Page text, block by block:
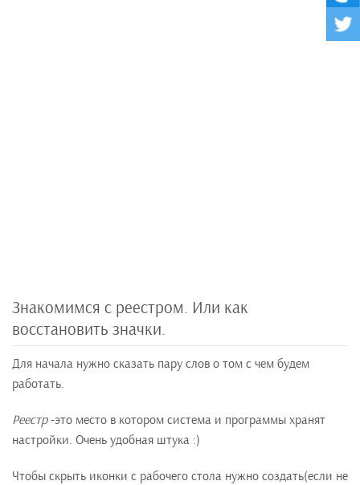
Знакомимся с реестром. Или как
восстановить значки.
Для начала нужно сказать пару слов о том с чем будем
работать.
Реестр-это место в котором система и программы хранят
настройки. Очень удобная штука :)
Чтобы скрыть иконки с рабочего стола нужно создать(если не